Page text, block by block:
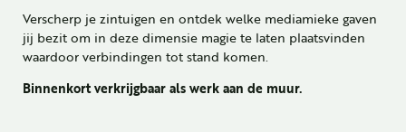
Verscherp je zintuigen en ontdek welke mediamieke gaven
jij bezit om in deze dimensie magie te laten plaatsvinden
waardoor verbindingen tot stand komen.
Binnenkort verkrijgbaar als werk aan de muur.